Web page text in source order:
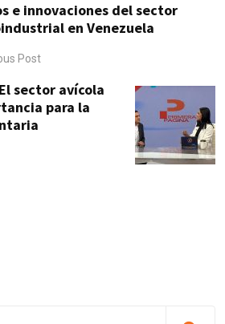
e innovaciones del sector
en Venezuela
Post
sector avícola
para la